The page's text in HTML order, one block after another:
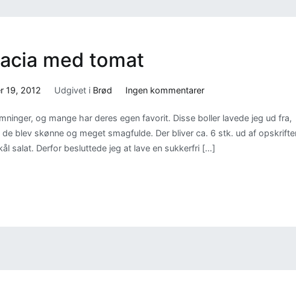
med tomat
19, 2012 Udgivet i Brød Ingen kommentarertil
foccacia
med
tomat
og mange har deres egen favorit. Disse boller lavede jeg ud fra,
blev skønne og meget smagfulde. Der bliver ca. 6 stk. ud af
salat. Derfor besluttede jeg at lave en sukkerfri […]